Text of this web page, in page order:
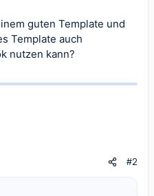
guten Template und
Template auch
nutzen kann?
#2